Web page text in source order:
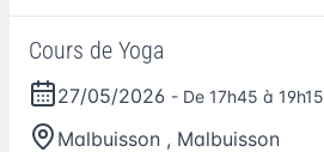
Cours de Yoga
27/05/2026 - De 17h45 à 19h15
Malbuisson , Malbuisson